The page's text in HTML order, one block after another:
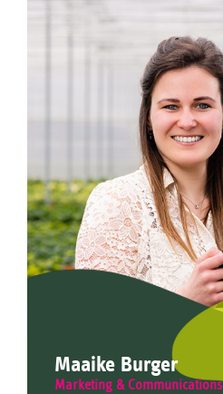
Maaike Burger
Marketing & Communications